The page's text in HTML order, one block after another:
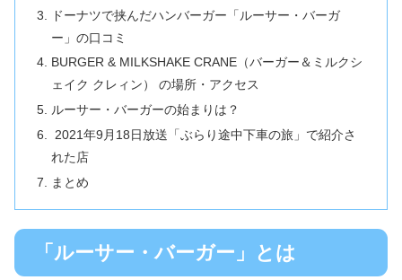
ドーナツで挟んだハンバーガー「ルーサー・バーガ
ー」の口コミ
BURGER & MILKSHAKE CRANE（バーガー＆ミルクシ
ェイク クレィン） の場所・アクセス
ルーサー・バーガーの始まりは？
2021年9月18日放送「ぶらり途中下車の旅」で紹介さ
れた店
まとめ
「ルーサー・バーガー」とは